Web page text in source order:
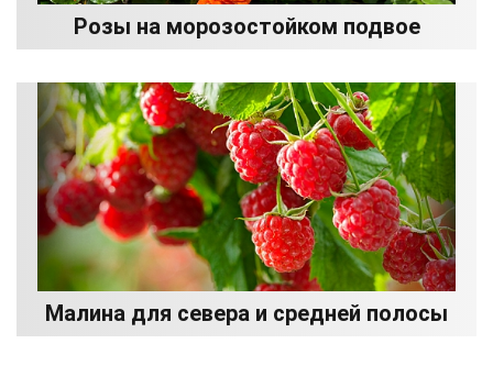
Розы на морозостойком подвое
Малина для севера и средней полосы